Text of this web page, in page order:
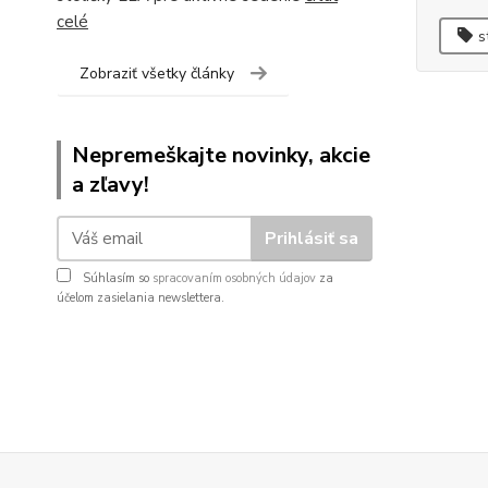
celé
Zobraziť všetky články
Nepremeškajte novinky, akcie
a zľavy!
Prihlásiť sa
Súhlasím so spracovaním osobných údajov za
účelom zasielania newslettera.